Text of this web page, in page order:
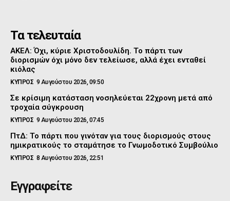
Τα τελευταία
ΑΚΕΛ: Όχι, κύριε Χριστοδουλίδη. Το πάρτι των
διορισμών όχι μόνο δεν τελείωσε, αλλά έχει ενταθεί
κιόλας
ΚΥΠΡΟΣ 9 Αυγούστου 2026, 09:50
Σε κρίσιμη κατάσταση νοσηλεύεται 22χρονη μετά από
τροχαία σύγκρουση
ΚΥΠΡΟΣ 9 Αυγούστου 2026, 07:45
ΠτΔ: Το πάρτι που γινόταν για τους διορισμούς στους
ημικρατικούς το σταμάτησε το Γνωμοδοτικό Συμβούλιο
ΚΥΠΡΟΣ 8 Αυγούστου 2026, 22:51
Εγγραφείτε